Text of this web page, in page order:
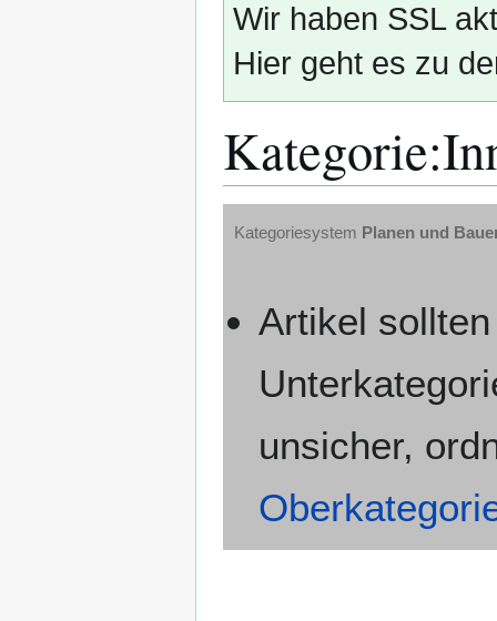
Wir haben SSL
Hier geht es zu
Kategorie:
Navigation
Suche
Kategoriesystem Planen und
Artikel
unsicher,